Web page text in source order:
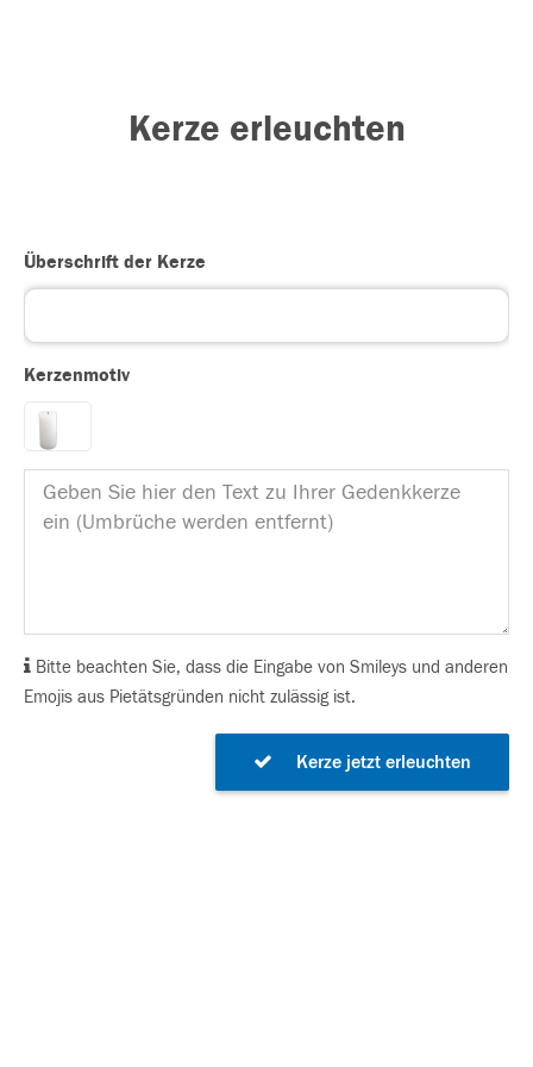
Kerze erleuchten
Überschrift der Kerze
Kerzenmotiv
Bitte beachten Sie, dass die Eingabe von Smileys und anderen
Emojis aus Pietätsgründen nicht zulässig ist.
Kerze jetzt erleuchten